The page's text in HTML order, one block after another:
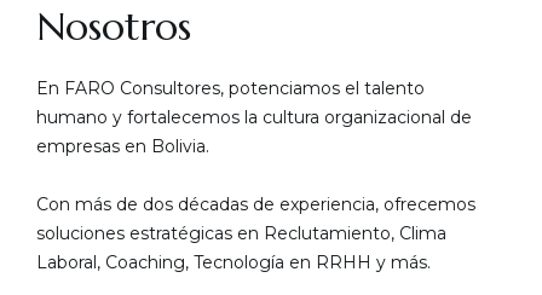
Nosotros
En FARO Consultores, potenciamos el talento
humano y fortalecemos la cultura organizacional de
empresas en Bolivia.
Con más de dos décadas de experiencia, ofrecemos
soluciones estratégicas en Reclutamiento, Clima
Laboral, Coaching, Tecnología en RRHH y más.